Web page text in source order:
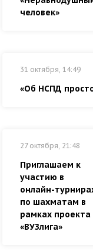
человек»
31 октября, 14:49
«Об НСПД
27 октября, 21:48
Приглашаем к
участию в
онлайн-
по шахматам в
рамках проекта
«ВУЗлига»